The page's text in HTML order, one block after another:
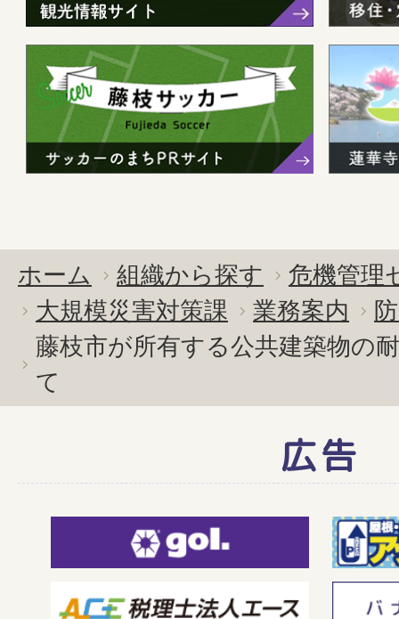
ホーム 組織から探す
危機管理
大規模災害対策課
業務案内
藤枝市が所有する公共建築物の
て
広告